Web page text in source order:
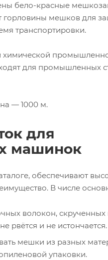
бело-красные
горловины мешков для
транспортировки.
химической
для промышленных
— 1000 м.
для
машинок
обеспечивают
В числе
волокон,
рвётся и не истончается.
мешки из разных
упаковки.